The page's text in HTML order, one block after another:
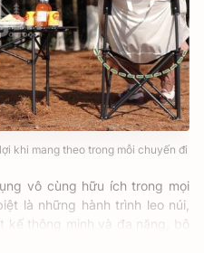
khi mang theo trong mỗi chuyến đi
vô cùng hữu ích trong mọi
là những hành trình leo núi,
kế thông minh và đa năng, bộ